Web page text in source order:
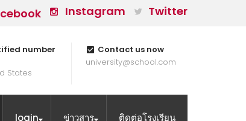
Twitter
Instagram
number
States
Contact us now
university@school.com
ติดต่อโรงเรียน
ข่าวสาร
login